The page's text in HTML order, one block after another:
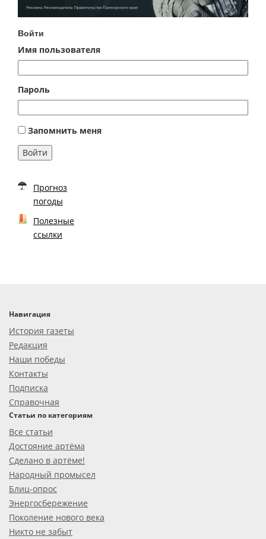
Войти
Имя пользователя
Пароль
Запомнить меня
Войти
Прогноз
погоды
Полезные
ссылки
Навигация
История газеты
Редакция
Наши победы
Контакты
Подписка
Справочная
Статьи по категориям
Все статьи
Достояние артёма
Сделано в артёме!
Народный промысел
Блиц-опрос
Энергосбережение
Поколение нового века
Никто не забыт